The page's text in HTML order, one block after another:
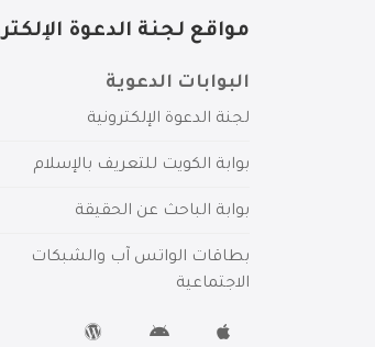
مواقع لجنة الدعوة
البوابات الدعوية
لجنة الدعوة الإلكترونية
بوابة الكويت للتعريف بالإسلام
بوابة الباحث عن الحقيقة
بطاقات الواتس آب والشبكات
الاجتماعية